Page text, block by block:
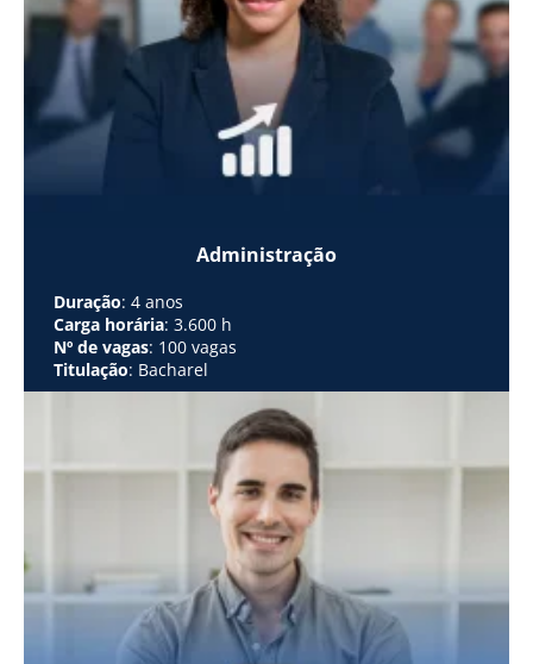
Administração
Duração: 4 anos
Carga horária: 3.600 h
Nº de vagas: 100 vagas
Titulação: Bacharel